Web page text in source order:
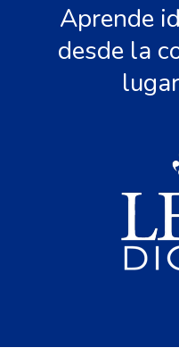
Aprende
desde la